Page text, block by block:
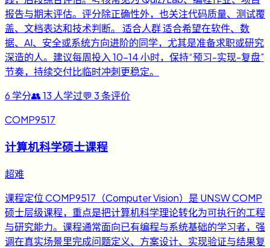
报告与期末评估。评分除正确性外，也关注代码质量、测试覆
盖、文档表达和技术判断。 适合人群 适合希望在软件、数
据、AI、安全或系统方向进阶的同学，尤其是准备求职或研究
深造的人。建议每周投入 10-14 小时，保持“预习-实现-复盘”
节奏，持续交付比临时冲刺更稳定。
6 学分👥13 人学过💬 3条评价
COMP9517
计算机科学硕士课程
超难
课程定位 COMP9517（Computer Vision）是 UNSW COMP
硕士层级课程，重点是把计算机科学理论转化为可执行的工程
与研究能力。课程通常面向已有编程与系统基础的学习者，强
调在真实场景里完成问题定义、方案设计、实现验证与结果复